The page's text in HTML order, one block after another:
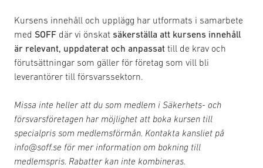
Kursens innehåll och upplägg har utformats i samarbete
med SOFF där vi önskat säkerställa att kursens innehåll
är relevant, uppdaterat och anpassat till de krav och
förutsättningar som gäller för företag som vill bli
leverantörer till försvarssektorn.
Missa inte heller att du som medlem i Säkerhets- och
försvarsföretagen har möjlighet att boka kursen till
specialpris som medlemsförmån. Kontakta kansliet på
info@soff.se för mer information om bokning till
medlemspris. Rabatter kan inte kombineras.